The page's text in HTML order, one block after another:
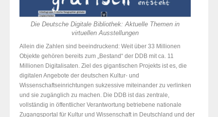
Die Deutsche Digitale Bibliothek: Aktuelle Themen in
virtuellen Ausstellungen
Allein die Zahlen sind beeindruckend: Weit über 33 Millionen
Objekte gehören bereits zum „Bestand“ der DDB mit ca. 11
Millionen Digitalisaten. Ziel des gigantischen Projekts ist es, die
digitalen Angebote der deutschen Kultur- und
Wissenschaftseinrichtungen sukzessive miteinander zu verlinken
und sie zugänglich zu machen. Die DDB ist das zentrale,
vollständig in öffentlicher Verantwortung betriebene nationale
Zugangsportal für Kultur und Wissenschaft in Deutschland und der